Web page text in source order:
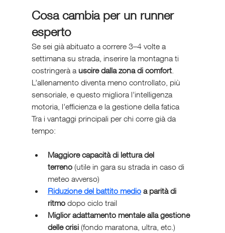
Cosa cambia per un runner
esperto
Se sei già abituato a correre 3–4 volte a
settimana su strada, inserire la montagna ti
costringerà a uscire dalla zona di comfort.
L’allenamento diventa meno controllato, più
sensoriale, e questo migliora l’intelligenza
motoria, l’efficienza e la gestione della fatica
Tra i vantaggi principali per chi corre già da
tempo:
Maggiore capacità di lettura del
terreno (utile in gara su strada in caso di
meteo avverso)
Riduzione del battito medio a parità di
ritmo dopo ciclo trail
Miglior adattamento mentale alla gestione
delle crisi (fondo maratona, ultra, etc.)